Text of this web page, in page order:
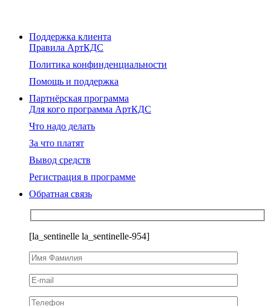
Поддержка клиента
Правила АртКДС
Политика конфинденциальности
Помощь и поддержка
Партнёрская программа
Для кого программа АртКДС
Что надо делать
За что платят
Вывод средств
Регистрация в программе
Обратная связь
[la_sentinelle la_sentinelle-954]